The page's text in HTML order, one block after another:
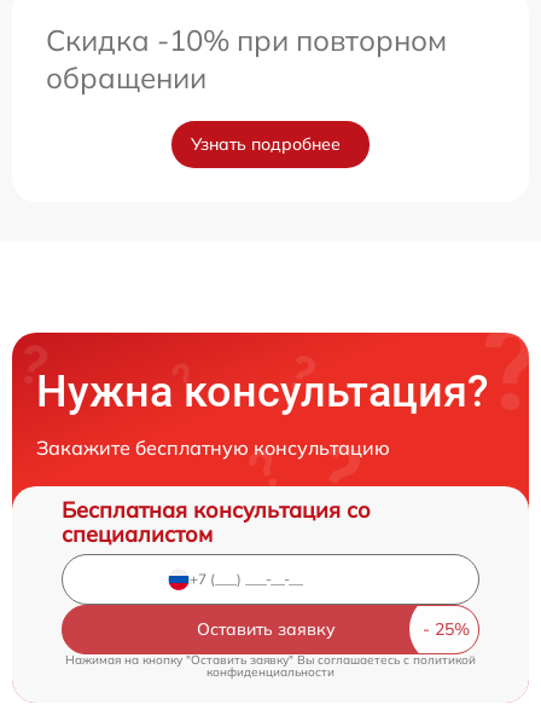
Скидка -10% при повторном
обращении
Узнать подробнее
Нужна консультация?
Закажите бесплатную консультацию
Бесплатная консультация со
специалистом
Оставить заявку
Нажимая на кнопку "Оставить заявку" Вы соглашаетесь cполитикой
конфиденциальности